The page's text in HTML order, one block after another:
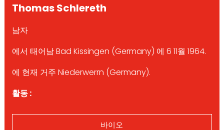
Thomas Schlereth
남자
에서 태어남 Bad Kissingen (Germany) 에 6 11월 1964.
에 현재 거주 Niederwerrn (Germany).
활동 :
바이오